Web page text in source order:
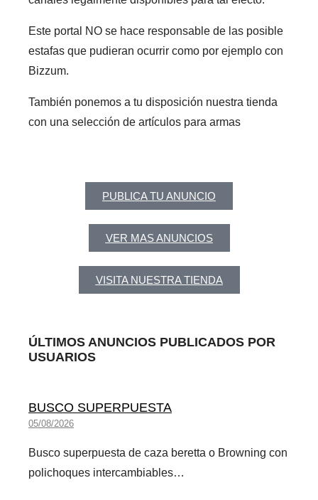
Este portal NO se hace responsable de las posible
estafas que pudieran ocurrir como por ejemplo con
Bizzum.
También ponemos a tu disposición nuestra tienda
con una selección de artículos para armas
PUBLICA TU ANUNCIO
VER MAS ANUNCIOS
VISITA NUESTRA TIENDA
ÚLTIMOS ANUNCIOS PUBLICADOS POR
USUARIOS
BUSCO SUPERPUESTA
05/08/2026
Busco superpuesta de caza beretta o Browning con
polichoques intercambiables…